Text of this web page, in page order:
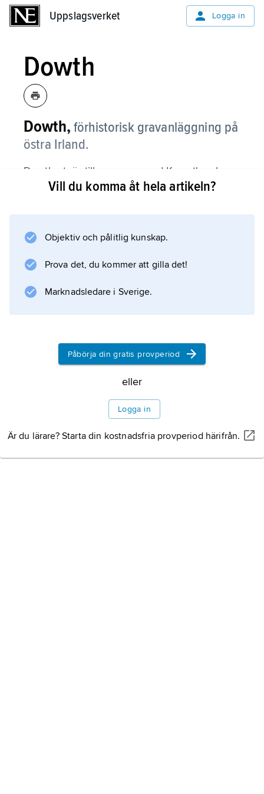
Uppslagsverket Logga in
Dowth
Dowth, förhistorisk gravanläggning på
östra Irland.
Dowth utgör tillsammans med Knowth och
Newgrange ett stort megalitgravskomplex från
Vill du komma åt hela artikeln?
Objektiv och pålitlig kunskap.
Prova det, du kommer att gilla det!
Marknadsledare i Sverige.
Påbörja din gratis provperiod
eller
Logga in
Är du lärare? Starta din kostnadsfria provperiod härifrån.